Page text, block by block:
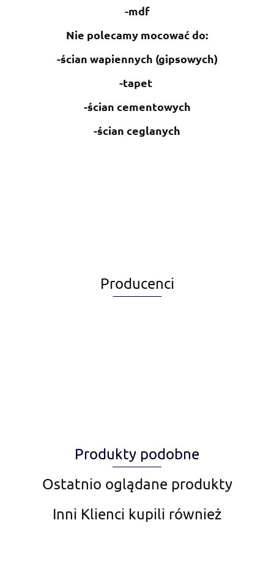
-mdf
Nie polecamy mocować do:
-ścian wapiennych (gipsowych)
-tapet
-ścian cementowych
-ścian ceglanych
Producenci
Amiplay
Produkty podobne
Ostatnio oglądane produkty
Inni Klienci kupili również